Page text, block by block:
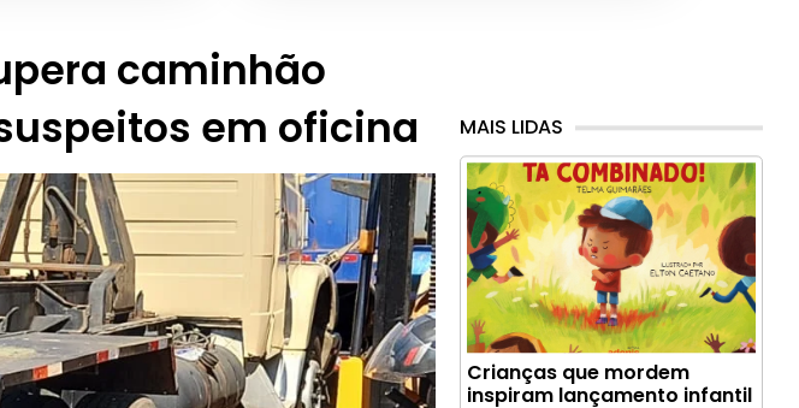
caminhão
em oficina
MAIS LIDAS
Crianças que mordem
inspiram lançamento infantil